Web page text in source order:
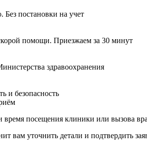
Без постановки на учет
помощи. Приезжаем за 30 минут
здравоохранения
и безопасность
время посещения клиники или вызова
вам уточнить детали и подтвердить